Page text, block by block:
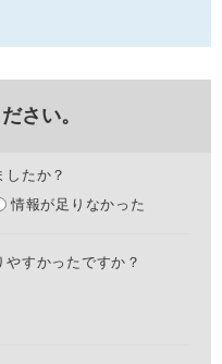
さい。
たか？
情報が足りなかった
すかったですか？